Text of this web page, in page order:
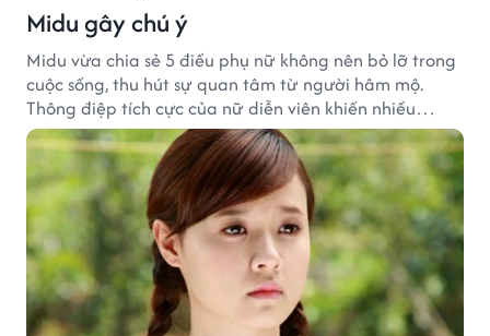
Midu gây chú ý
Midu vừa chia sẻ 5 điều phụ nữ không nên bỏ lỡ trong
cuộc sống, thu hút sự quan tâm từ người hâm mộ.
Thông điệp tích cực của nữ diễn viên khiến nhiều
người đồng cảm khi nhìn lại hành trình sự nghiệp và
hạnh phúc hiện tại của cô.